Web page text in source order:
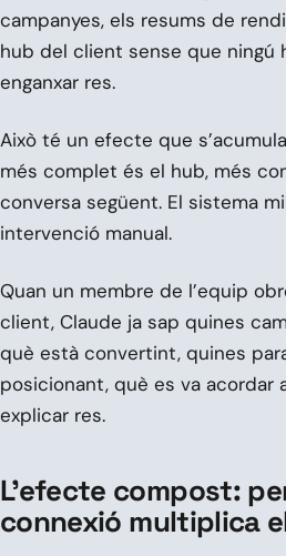
campanyes, els resums de
hub del client sense que ningú
enganxar res.
Això té un efecte que
més complet és el hub, més
conversa següent. El sistema
intervenció manual.
Quan un membre de l’equip
client, Claude ja sap quines
què està convertint, quines
posicionant, què es va acordar
explicar res.
L’efecte compost:
connexió multiplica